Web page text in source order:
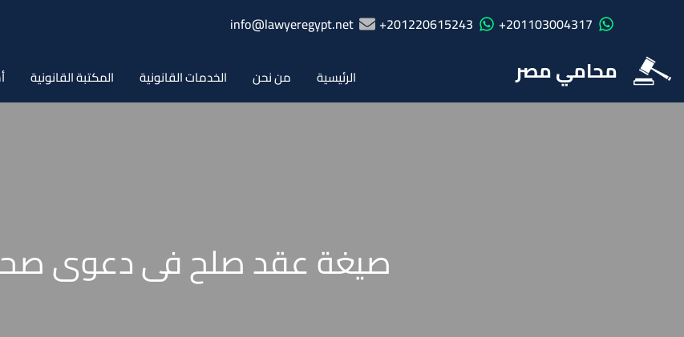
201103004317+
201220615243+
info@lawyeregypt.net
محامي مصر الرئيسية من نحن الخدمات القانونية المكتبة القانونية
صيغة عقد صلح فى دعوى